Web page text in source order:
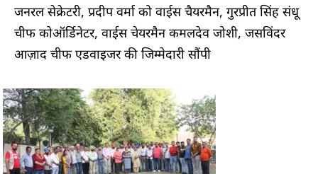
जनरल सेक्रेटरी, प्रदीप वर्मा को वाईस चैयरमैन, गुरप्रीत सिंह संधू
चीफ कोऑर्डिनेटर, वाईस चेयरमैन कमलदेव जोशी, जसविंदर
आज़ाद चीफ एडवाइजर की जिम्मेदारी सौंपी